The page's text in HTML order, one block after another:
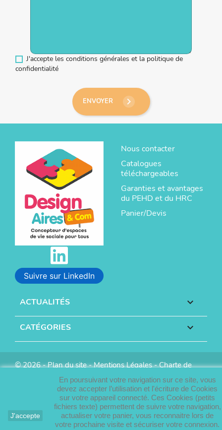
J'accepte les conditions générales et la politique de
confidentialité
ENVOYER keyboard_arrow_right
Suivre sur LinkedIn
Nous contacter
Catalogues
téléchargeables
Garanties et avantages
du PEHD et du HRC
Panier/Devis
ACTUALITÉS 
CATÉGORIES 
J'accepte
En poursuivant votre navigation sur ce site, vous
devez accepter l’utilisation et l'écriture de Cookies
sur votre appareil connecté. Ces Cookies (petits
fichiers texte) permettent de suivre votre navigation,
actualiser votre panier, vous reconnaitre lors de
votre prochaine visite et sécuriser votre connexion.
© 2026 -Plan du site-Mentions Légales-Charte de
protection des données - Conditions générales de vente
Info Conception